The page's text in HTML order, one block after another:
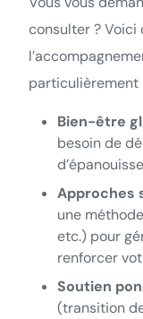
consulter ? Voici
particulièrement
Bien-être
besoin de
Approches
une
etc.) pour
renforcer
Soutien
(transition